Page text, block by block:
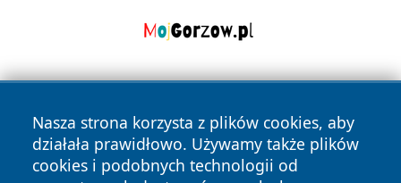
Nasza strona korzysta z plików cookies, aby
działała prawidłowo. Używamy także plików
cookies i podobnych technologii od